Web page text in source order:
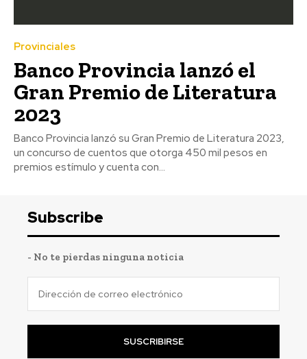
Provinciales
Banco Provincia lanzó el
Gran Premio de Literatura
2023
Banco Provincia lanzó su Gran Premio de Literatura 2023,
un concurso de cuentos que otorga 450 mil pesos en
premios estímulo y cuenta con...
Subscribe
- No te pierdas ninguna noticia
SUSCRIBIRSE